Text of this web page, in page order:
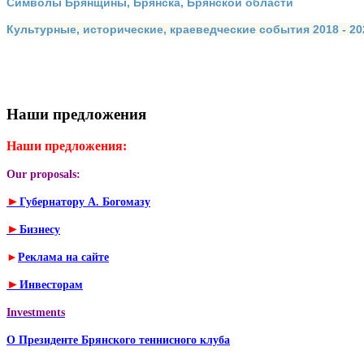
Культурные, исторические, краеведческие события 2018 -
Наши предложения
Наши предложения:
Our proposals:
► Губернатору А. Богомазу
► Бизнесу
► Реклама на сайте
► Инвесторам
Investments
О Президенте Брянского теннисного клуба